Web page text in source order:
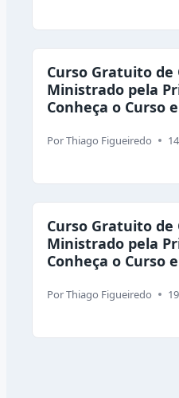
Curso Gratuito de
Ministrado pela
Conheça o Curso
PorThiago Figueiredo
Curso Gratuito de
Ministrado pela
Conheça o Curso
PorThiago Figueiredo